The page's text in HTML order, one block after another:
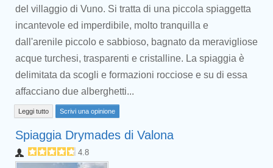
del villaggio di Vuno. Si tratta di una piccola spiaggetta
incantevole ed imperdibile, molto tranquilla e
dall'arenile piccolo e sabbioso, bagnato da meravigliose
acque turchesi, trasparenti e cristalline. La spiaggia è
delimitata da scogli e formazioni rocciose e su di essa
affacciano due alberghetti...
Leggi tutto Scrivi una opinione
Spiaggia Drymades di Valona
4.8